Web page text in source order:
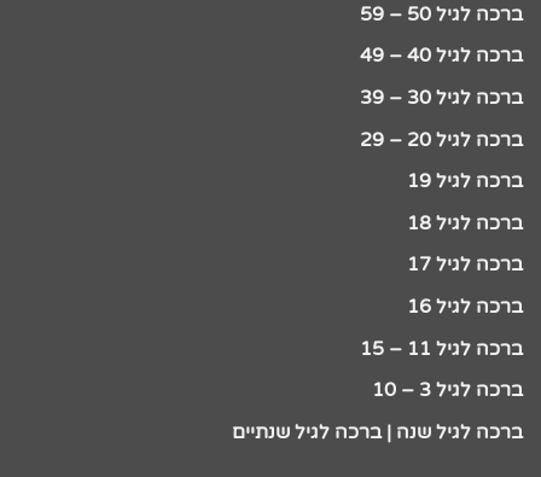
ברכה לגיל 50 – 59
ברכה לגיל 40 – 49
ברכה לגיל 30 – 39
ברכה לגיל 20 – 29
ברכה לגיל 19
ברכה לגיל 18
ברכה לגיל 17
ברכה לגיל 16
ברכה לגיל 11 – 15
ברכה לגיל 3 – 10
ברכה לגיל שנה | ברכה לגיל שנתיים